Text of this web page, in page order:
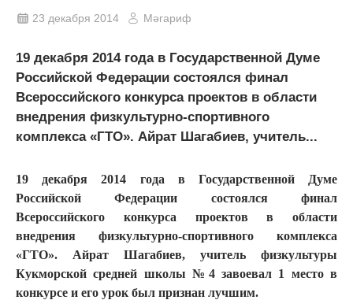
23 декабря 2014 Мәгариф
19 декабря 2014 года в Государственной Думе
Российской Федерации состоялся финал
Всероссийского конкурса проектов в области
внедрения физкультурно-спортивного
комплекса «ГТО». Айрат Шагабиев, учитель...
19 декабря 2014 года в Государственной Думе
Российской Федерации состоялся финал
Всероссийского конкурса проектов в области
внедрения физкультурно-спортивного комплекса
«ГТО». Айрат Шагабиев, учитель физкультуры
Кукморской средней школы №4 завоевал 1 место в
конкурсе и его урок был признан лучшим.